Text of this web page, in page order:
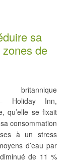
sa
zones de
Holiday Inn,
qu’elle se fixait
consommation
à un stress
d’eau par
de 11 %